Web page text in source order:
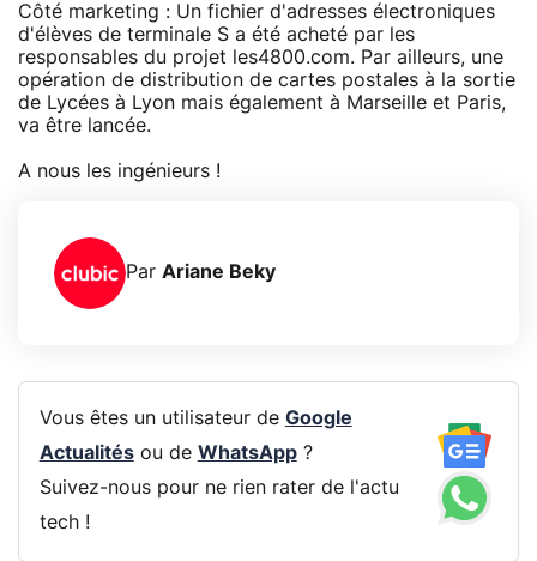
Côté marketing : Un fichier d'adresses électroniques
d'élèves de terminale S a été acheté par les
responsables du projet les4800.com. Par ailleurs, une
opération de distribution de cartes postales à la sortie
de Lycées à Lyon mais également à Marseille et Paris,
va être lancée.
A nous les ingénieurs !
Par Ariane Beky
Vous êtes un utilisateur de Google
Actualitésou de WhatsApp?
Suivez-nous pour ne rien rater de l'actu
tech !